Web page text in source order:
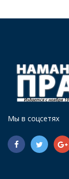
Мы в соцсетях